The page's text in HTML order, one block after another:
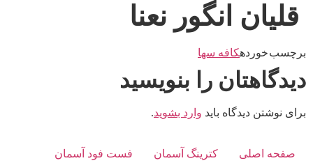
قلیان انگور نعنا
برچسب خوردهکافه سها
دیدگاهتان را بنویسید
برای نوشتن دیدگاه باید وارد بشوید.
صفحه اصلی کترینگ آسمان
فست فود آسمان